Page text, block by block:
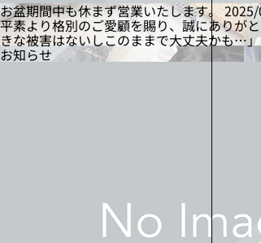
お盆期間中も休まず営業いたします。
平素より格別のご愛顧を賜り、誠にありが
きな被害はないしこのままで大丈夫かも…
お知らせ